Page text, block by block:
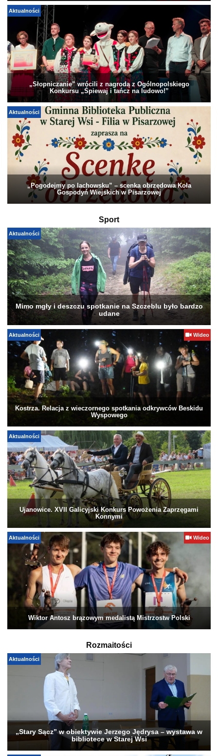
Aktualności
„Słopniczanie” wrócili z nagrodą z Ogólnopolskiego
Konkursu „Śpiewaj i tańcz na ludowo!”
Aktualności
„Pogodejmy po lachowsku” – scenka obrzędowa Koła
Gospodyń Wiejskich w Pisarzowej
Sport
Aktualności
Mimo mgły i deszczu spotkanie na Szczeblu było bardzo
udane
Aktualności Wideo
Kostrza. Relacja z wieczornego spotkania odkrywców Beskidu
Wyspowego
Aktualności
Ujanowice. XVII Galicyjski Konkurs Powożenia Zaprzęgami
Konnymi
Aktualności Wideo
Wiktor Antosz brązowym medalistą Mistrzostw Polski
Rozmaitości
Aktualności
„Stary Sącz” w obiektywie Jerzego Jędrysa – wystawa w
bibliotece w Starej Wsi